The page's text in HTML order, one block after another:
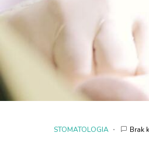
STOMATOLOGIA Brak